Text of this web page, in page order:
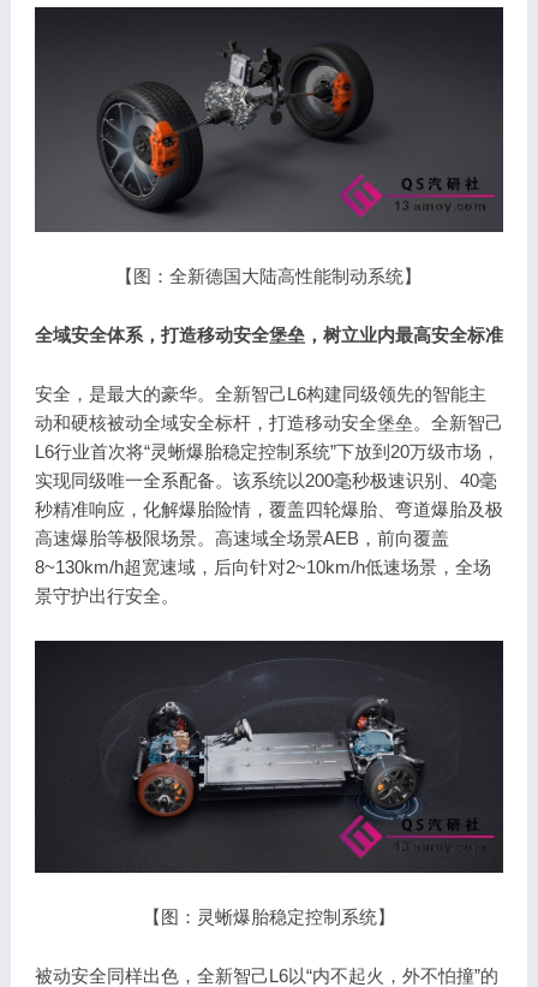
【图：全新德国大陆高性能制动系统】
全域安全体系，打造移动安全堡垒，树立业内最高安全标准
安全，是最大的豪华。全新智己L6构建同级领先的智能主
动和硬核被动全域安全标杆，打造移动安全堡垒。全新智己
L6行业首次将“灵蜥爆胎稳定控制系统”下放到20万级市场，
实现同级唯一全系配备。该系统以200毫秒极速识别、40毫
秒精准响应，化解爆胎险情，覆盖四轮爆胎、弯道爆胎及极
高速爆胎等极限场景。高速域全场景AEB，前向覆盖
8~130km/h超宽速域，后向针对2~10km/h低速场景，全场
景守护出行安全。
【图：灵蜥爆胎稳定控制系统】
被动安全同样出色，全新智己L6以“内不起火，外不怕撞”的